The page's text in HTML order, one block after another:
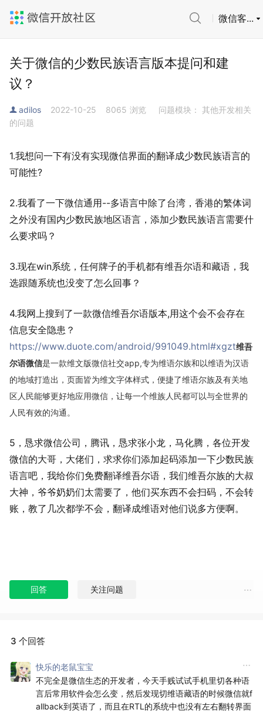
微信客...
关于微信的少数民族语言版本提问和建
议？
adilos 2022-10-25 8065 浏览
问题模块： 其他开发相关
的问题
1.我想问一下有没有实现微信界面的翻译成少数民族语言的
可能性?
2.我看了一下微信通用--多语言中除了台湾，香港的繁体词
之外没有国内少数民族地区语言，添加少数民族语言需要什
么要求吗？
3.现在win系统，任何牌子的手机都有维吾尔语和藏语，我
选跟随系统也没变了怎么回事？
4.我网上搜到了一款微信维吾尔语版本,用这个会不会存在
信息安全隐患？
https://www.duote.com/android/991049.html#xgzt维吾
尔语微信是一款维文版微信社交app,专为维语尔族和以维语为汉语
的地域打造出，页面皆为维文字体样式，便捷了维语尔族及有关地
区人民能够更好地应用微信，让每一个维族人民都可以与全世界的
人民有效的沟通。
5，恳求微信公司，腾讯，恳求张小龙，马化腾，各位开发
微信的大哥，大佬们，求求你们添加起码添加一下少数民族
语言吧，我给你们免费翻译维吾尔语，我们维吾尔族的大叔
大神，爷爷奶奶们太需要了，他们买东西不会扫码，不会转
账，教了几次都学不会，翻译成维语对他们说多方便啊。
回答 关注问题
3 个回答
快乐的老鼠宝宝
不完全是微信生态的开发者，今天手贱试试手机里切各种语
言后常用软件会怎么变，然后发现切维语藏语的时候微信就f
allback到英语了，而且在RTL的系统中也没有左右翻转界面